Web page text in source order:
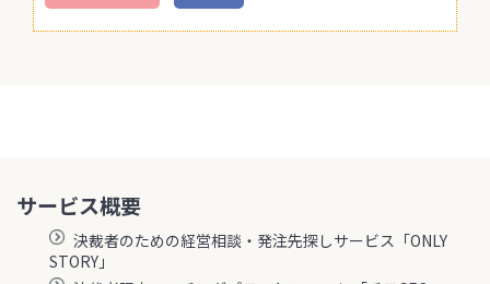
サービス概要
決裁者のための経営相談・発注先探しサービス「ONLY
STORY」